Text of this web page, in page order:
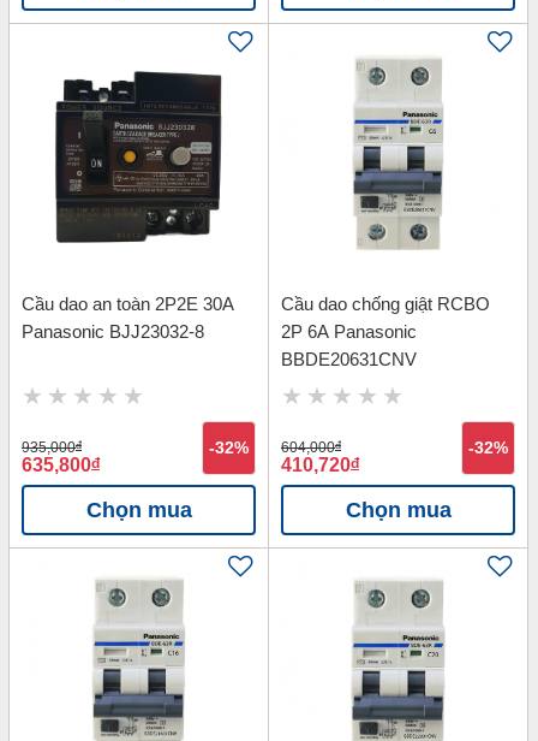
Cầu dao an toàn 2P2E 30A
Panasonic BJJ23032-8
935,000đ
635,800đ
-32%
Chọn mua
Cầu dao chống giật RCBO
2P 6A Panasonic
BBDE20631CNV
604,000đ
410,720đ
-32%
Chọn mua